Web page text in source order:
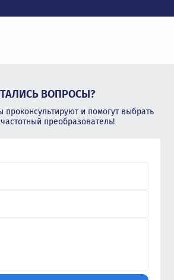
ВОПРОСЫ?
и помогут выбрать
преобразователь!